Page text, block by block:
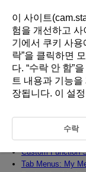
D388-234
Custom
Tab Menus:
Custom Function
Tab Menus: My
이 사이트
험을 개선하고
기 에서 쿠키 사용
락”을 클릭하면
다. “수락 안 함”
트 내용과 기능
장됩니다. 이 설
수락